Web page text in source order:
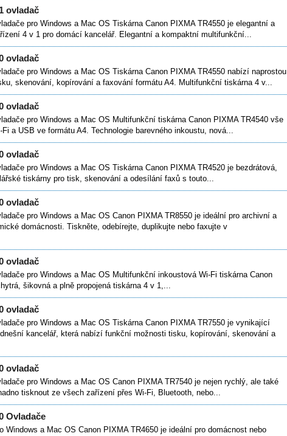
ovladač
pro Windows a Mac OS Tiskárna Canon PIXMA TR4550 je elegantní a
4 v 1 pro domácí kancelář. Elegantní a kompaktní multifunkční...
ovladač
pro Windows a Mac OS Tiskárna Canon PIXMA TR4550 nabízí naprostou
skenování, kopírování a faxování formátu A4. Multifunkční tiskárna 4 v...
ovladač
pro Windows a Mac OS Multifunkční tiskárna Canon PIXMA TR4540 vše
a USB ve formátu A4. Technologie barevného inkoustu, nová...
ovladač
pro Windows a Mac OS Tiskárna Canon PIXMA TR4520 je bezdrátová,
tiskárny pro tisk, skenování a odesílání faxů s touto...
ovladač
pro Windows a Mac OS Canon PIXMA TR8550 je ideální pro archivní a
domácnosti. Tiskněte, odebírejte, duplikujte nebo faxujte v
ovladač
pro Windows a Mac OS Multifunkční inkoustová Wi-Fi tiskárna Canon
šikovná a plně propojená tiskárna 4 v 1,...
ovladač
pro Windows a Mac OS Tiskárna Canon PIXMA TR7550 je vynikající
kancelář, která nabízí funkční možnosti tisku, kopírování, skenování a
ovladač
pro Windows a Mac OS Canon PIXMA TR7540 je nejen rychlý, ale také
tisknout ze všech zařízení přes Wi-Fi, Bluetooth, nebo...
Ovladače
Windows a Mac OS Canon PIXMA TR4650 je ideální pro domácnost nebo